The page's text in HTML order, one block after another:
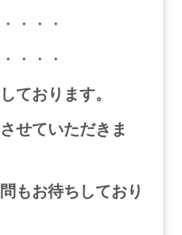
・・・
・・・
ております。
せていただきま
もお待ちしており